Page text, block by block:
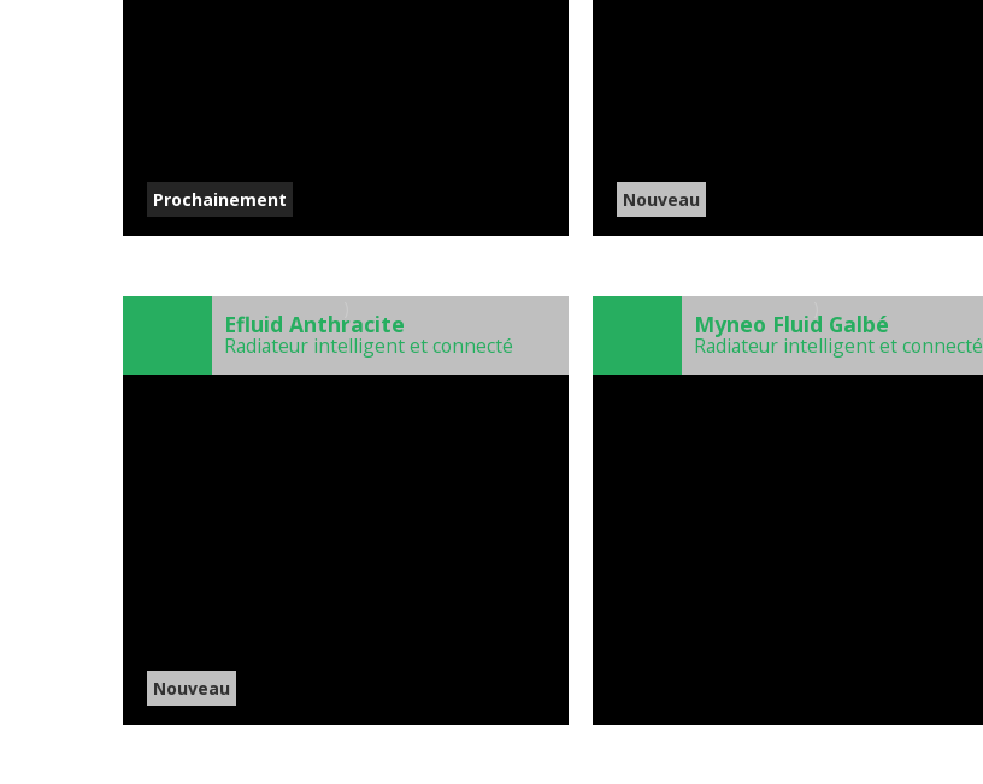
Prochainement Nouveau
Efluid Anthracite
Radiateur intelligent et connecté
Nouveau
Myneo Fluid Galbé
Radiateur intelligent et connecté